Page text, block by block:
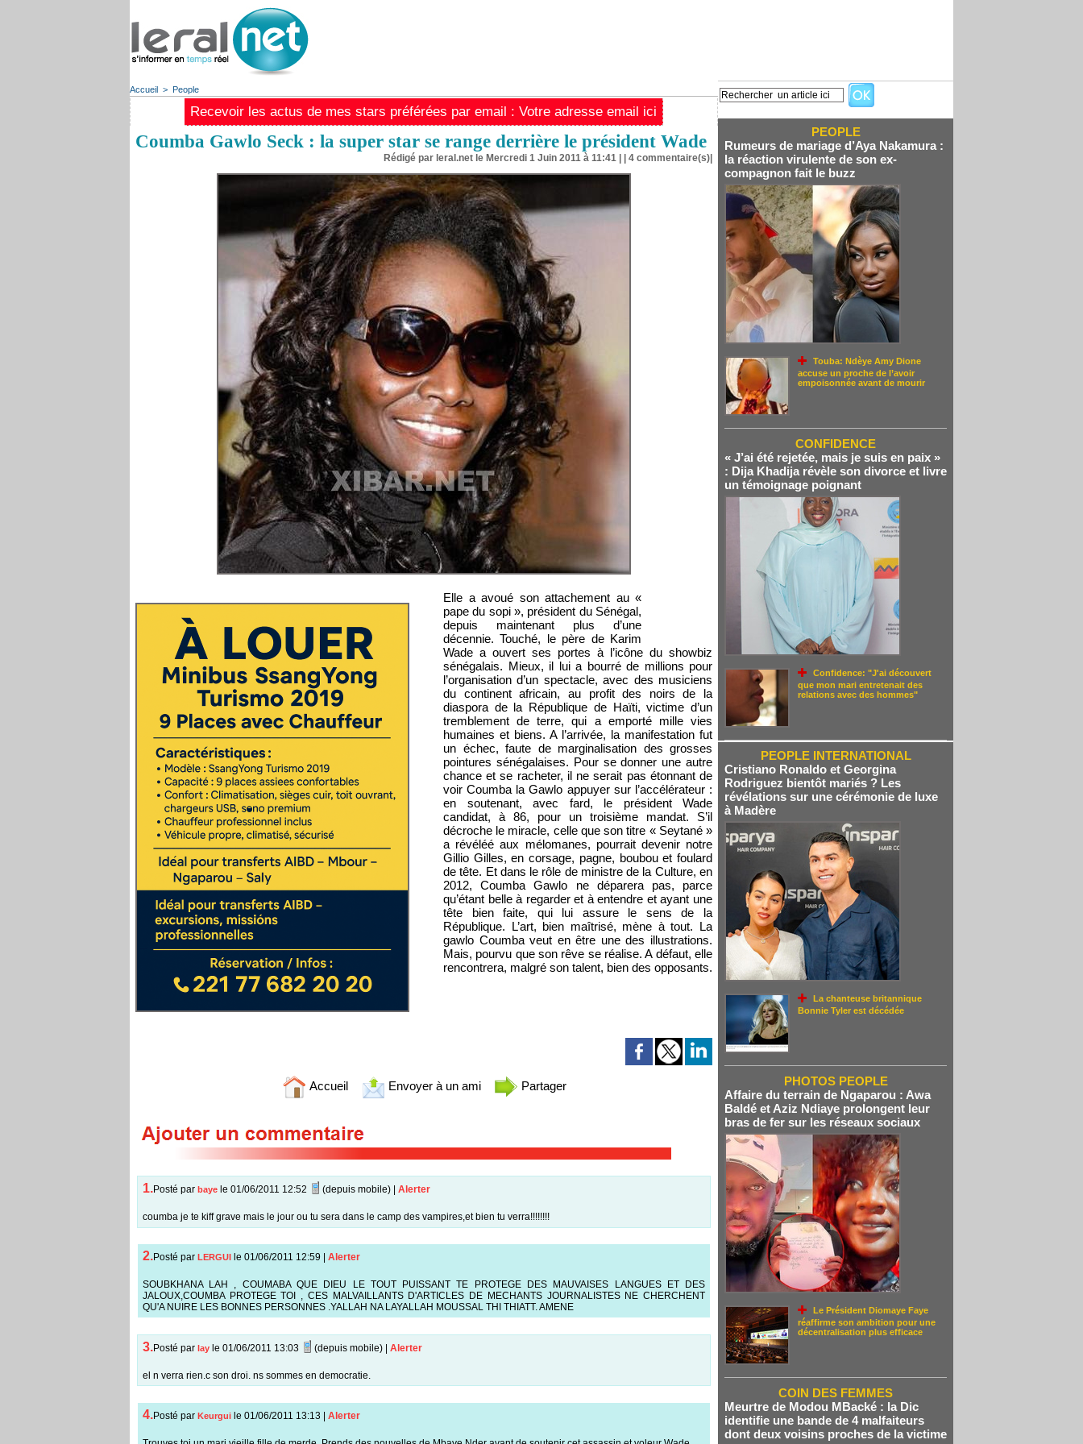
Accueil > People
Recevoir les actus de mes stars préférées par email : Votre adresse email ici
Coumba Gawlo Seck : la super star se range derrière le président Wade
Rédigé par leral.net le Mercredi 1 Juin 2011 à 11:41 | | 4 commentaire(s)|
Elle a avoué son attachement au «
pape du sopi », président du Sénégal,
depuis maintenant plus d’une
décennie. Touché, le père de Karim
Wade a ouvert ses portes à l’icône du showbiz
sénégalais. Mieux, il lui a bourré de millions pour
l’organisation d’un spectacle, avec des musiciens
du continent africain, au profit des noirs de la
diaspora de la République de Haïti, victime d’un
tremblement de terre, qui a emporté mille vies
humaines et biens. A l’arrivée, la manifestation fut
un échec, faute de marginalisation des grosses
pointures sénégalaises. Pour se donner une autre
chance et se racheter, il ne serait pas étonnant de
voir Coumba la Gawlo appuyer sur l’accélérateur :
en soutenant, avec fard, le président Wade
candidat, à 86, pour un troisième mandat. S’il
décroche le miracle, celle que son titre « Seytané »
a révéléé aux mélomanes, pourrait devenir notre
Gillio Gilles, en corsage, pagne, boubou et foulard
de tête. Et dans le rôle de ministre de la Culture, en
2012, Coumba Gawlo ne déparera pas, parce
qu’étant belle à regarder et à entendre et ayant une
tête bien faite, qui lui assure le sens de la
République. L’art, bien maîtrisé, mène à tout. La
gawlo Coumba veut en être une des illustrations.
Mais, pourvu que son rêve se réalise. A défaut, elle
rencontrera, malgré son talent, bien des opposants.
Accueil Envoyer à un ami Partager
1.Posté par baye le 01/06/2011 12:52 (depuis mobile)| Alerter
coumba je te kiff grave mais le jour ou tu sera dans le camp des vampires,et bien tu verra!!!!!!!!
2.Posté par LERGUI le 01/06/2011 12:59 Alerter
SOUBKHANA LAH , COUMABA QUE DIEU LE TOUT PUISSANT TE PROTEGE DES MAUVAISES LANGUES ET DES
JALOUX,COUMBA PROTEGE TOI , CES MALVAILLANTS D'ARTICLES DE MECHANTS JOURNALISTES NE CHERCHENT
QU'A NUIRE LES BONNES PERSONNES .YALLAH NA LAYALLAH MOUSSAL THI THIATT. AMENE
3.Posté par lay le 01/06/2011 13:03 (depuis mobile)| Alerter
el n verra rien.c son droi. ns sommes en democratie.
4.Posté par Keurgui le 01/06/2011 13:13 Alerter
PEOPLE
Rumeurs de mariage d’Aya Nakamura :
la réaction virulente de son ex-
compagnon fait le buzz
Touba: Ndèye Amy Dione
accuse un proche de l’avoir
empoisonnée avant de mourir
CONFIDENCE
« J’ai été rejetée, mais je suis en paix »
: Dija Khadija révèle son divorce et livre
un témoignage poignant
Confidence: "J'ai découvert
que mon mari entretenait des
relations avec des hommes"
PEOPLE INTERNATIONAL
Cristiano Ronaldo et Georgina
Rodriguez bientôt mariés ? Les
révélations sur une cérémonie de luxe
à Madère
La chanteuse britannique
Bonnie Tyler est décédée
PHOTOS PEOPLE
Affaire du terrain de Ngaparou : Awa
Baldé et Aziz Ndiaye prolongent leur
bras de fer sur les réseaux sociaux
Le Président Diomaye Faye
réaffirme son ambition pour une
décentralisation plus efficace
COIN DES FEMMES
Meurtre de Modou MBacké : la Dic
identifie une bande de 4 malfaiteurs
dont deux voisins proches de la victime